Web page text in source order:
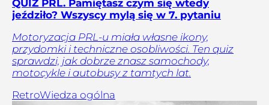
QUIZ PRL. Pamiętasz czym się wtedy
jeździło? Wszyscy mylą się w 7. pytaniu
Motoryzacja PRL-u miała własne ikony,
przydomki i techniczne osobliwości. Ten quiz
sprawdzi, jak dobrze znasz samochody,
motocykle i autobusy z tamtych lat.
RetroWiedza ogólna